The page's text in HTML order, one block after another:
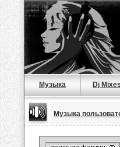
Музыка Dj Mixes
Музыка